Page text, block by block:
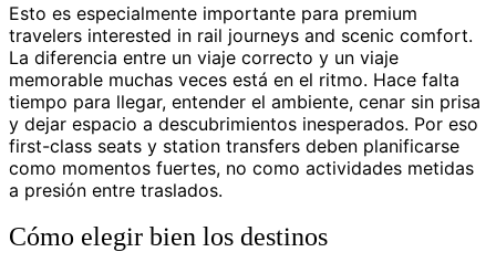
Esto es especialmente importante para premium
travelers interested in rail journeys and scenic comfort.
La diferencia entre un viaje correcto y un viaje
memorable muchas veces está en el ritmo. Hace falta
tiempo para llegar, entender el ambiente, cenar sin prisa
y dejar espacio a descubrimientos inesperados. Por eso
first-class seats y station transfers deben planificarse
como momentos fuertes, no como actividades metidas
a presión entre traslados.
Cómo elegir bien los destinos